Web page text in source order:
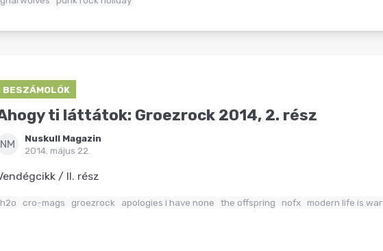
BESZÁMOLÓK
ti láttátok: Groezrock 2014, 2. rész
NM
Nuskull Magazin
2014. május 22.
/ II. rész
h2o cro-mags groezrock apologies i have none the offspring nofx modern life is war